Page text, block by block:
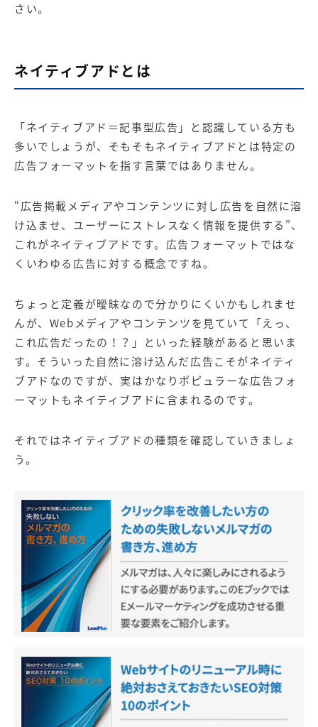
WEBプラス
さい。
ネイティブアドとは
「ネイティブアド＝記事型広告」と認識している方も
多いでしょうが、そもそもネイティブアドとは特定の
広告フォーマットを指す言葉ではありません。
“広告掲載メディアやコンテンツに対し広告を自然に溶
け込ませ、ユーザーにストレスなく情報を提供する”、
これがネイティブアドです。広告フォーマットではな
くいわゆる広告に対する概念ですね。
ちょっと定義が曖昧なので分かりにくいかもしれませ
んが、Webメディアやコンテンツを見ていて「えっ、
これ広告だったの！？」といった経験があると思いま
す。そういった自然に溶け込んだ広告こそがネイティ
ブアドなのですが、実はかなりポピュラーな広告フォ
ーマットもネイティブアドに含まれるのです。
それではネイティブアドの種類を確認していきましょ
う。